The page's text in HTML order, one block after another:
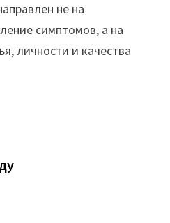
не на
симптомов, а на
личности и качества